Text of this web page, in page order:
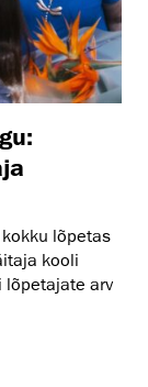
lõpetas
kooli
lõpetajate arv